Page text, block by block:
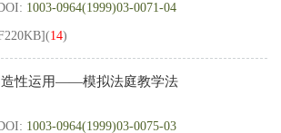
1003-0964(1999)03-0071-04
220KB](14)
造性运用——模拟法庭教学法
1003-0964(1999)03-0075-03